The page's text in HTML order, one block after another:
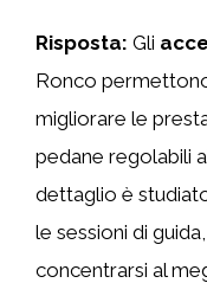
Risposta: Gli
Ronco
migliorare le
pedane regolabili
dettaglio è
le sessioni di
concentrarsi al